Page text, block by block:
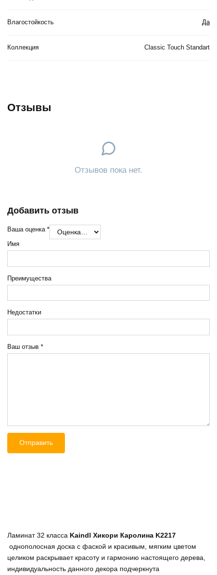
Влагостойкость Да
Коллекция Classic Touch Standart
Отзывы
Отзывов пока нет.
Добавить отзыв
Ваша оценка *
Ваш отзыв *
Имя
Преимущества
Недостатки
Ламинат 32 класса Kaindl Хикори Каролина K2217
однополосная доска с фаской и красивым, мягким цветом
целиком раскрывает красоту и гармонию настоящего дерева,
индивидуальность данного декора подчеркнута